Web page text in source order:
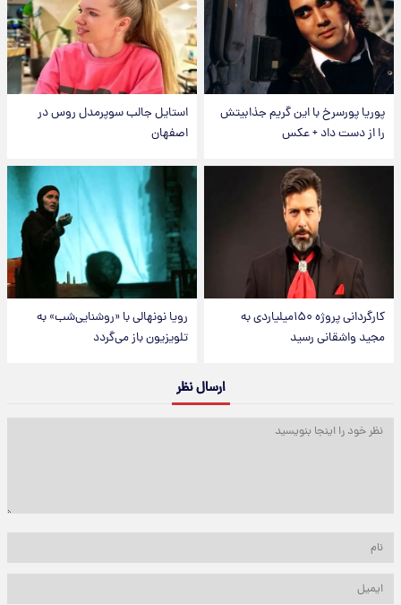
پوریا پورسرخ با این گریم جذابیتش
را از دست داد + عکس
استایل جالب سوپرمدل روس در
اصفهان
کارگردانی پروژه ۱۵۰میلیاردی به
مجید واشقانی رسید
رویا نونهالی با «روشنایی‌شب» به
تلویزیون باز می‌گردد
ارسال نظر